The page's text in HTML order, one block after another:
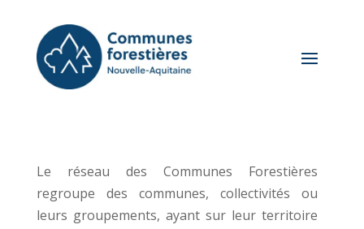
Le réseau des Communes Forestières
regroupe des communes, collectivités ou
leurs groupements, ayant sur leur territoire